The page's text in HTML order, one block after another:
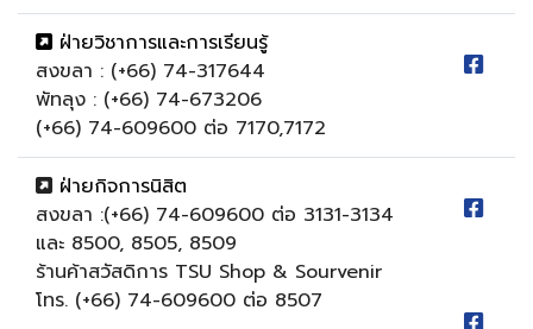
ฝ่ายวิชาการและการเรียนรู้
สงขลา : (+66) 74-317644
พัทลุง : (+66) 74-673206
(+66) 74-609600 ต่อ 7170,7172
ฝ่ายกิจการนิสิต
สงขลา :(+66) 74-609600 ต่อ 3131-3134
และ 8500, 8505, 8509
ร้านค้าสวัสดิการ TSU Shop & Sourvenir
โทร. (+66) 74-609600 ต่อ 8507